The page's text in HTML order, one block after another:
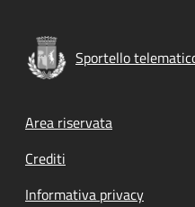
Sportello
Footer menu
Area riservata
Crediti
Informativa privacy